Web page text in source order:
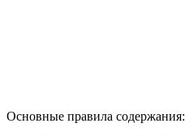
Основные правила содержания: